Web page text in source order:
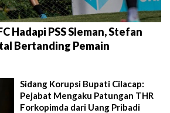
Hadapi PSS Sleman, Stefan
Bertanding Pemain
Sidang Korupsi Bupati Cilacap:
Pejabat Mengaku Patungan THR
Forkopimda dari Uang Pribadi